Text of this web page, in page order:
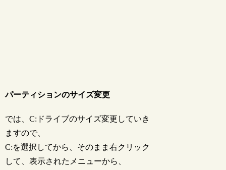
パーティションのサイズ変更
では、C:ドライブのサイズ変更していき
ますので、
C:を選択してから、そのまま右クリック
して、表示されたメニューから、